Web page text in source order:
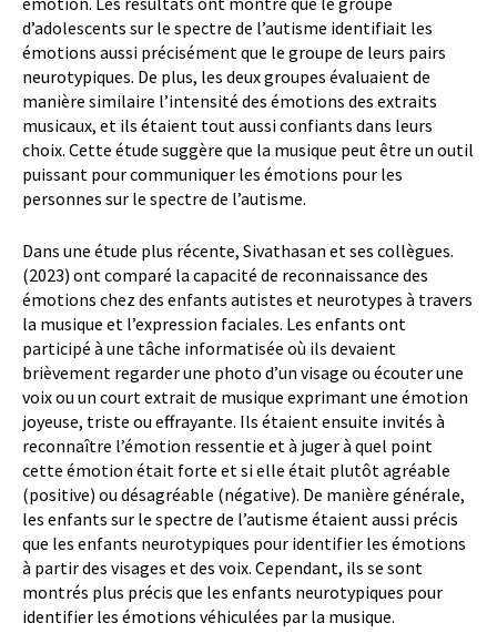
d’adolescents sur le spectre de l’autisme identifiait les
émotions aussi précisément que le groupe de leurs pairs
neurotypiques. De plus, les deux groupes évaluaient de
manière similaire l’intensité des émotions des extraits
musicaux, et ils étaient tout aussi confiants dans leurs
choix. Cette étude suggère que la musique peut être un outil
puissant pour communiquer les émotions pour les
personnes sur le spectre de l’autisme.
Dans une étude plus récente, Sivathasan et ses collègues.
(2023) ont comparé la capacité de reconnaissance des
émotions chez des enfants autistes et neurotypes à travers
la musique et l’expression faciales. Les enfants ont
participé à une tâche informatisée où ils devaient
brièvement regarder une photo d’un visage ou écouter une
voix ou un court extrait de musique exprimant une émotion
joyeuse, triste ou effrayante. Ils étaient ensuite invités à
reconnaître l’émotion ressentie et à juger à quel point
cette émotion était forte et si elle était plutôt agréable
(positive) ou désagréable (négative). De manière générale,
les enfants sur le spectre de l’autisme étaient aussi précis
que les enfants neurotypiques pour identifier les émotions
à partir des visages et des voix. Cependant, ils se sont
montrés plus précis que les enfants neurotypiques pour
identifier les émotions véhiculées par la musique.